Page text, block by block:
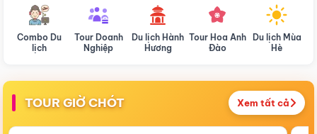
Combo Du
lịch
Tour Doanh
Nghiệp
Du lịch Hành
Hương
Tour Hoa Anh
Đào
Du lịch Mùa
Hè
TOUR GIỜ CHÓT Xem tất cả
Điểm nổi bật